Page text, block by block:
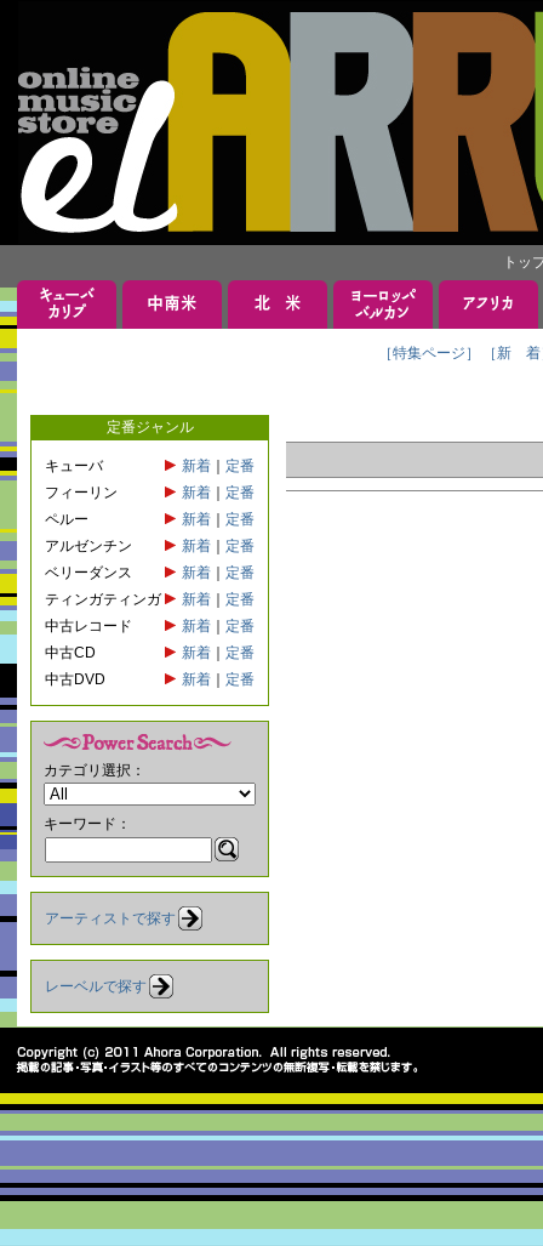
トッ
［特集ページ］ ［新 着
定番ジャンル
キューバ 新着
定番
フィーリン
新着
定番
ペルー
新着
定番
アルゼンチン
新着
定番
ベリーダンス
新着
定番
ティンガティンガ
新着
定番
中古レコード
新着
定番
中古CD
新着
定番
中古DVD
新着 定番
カテゴリ選択：
キーワード：
アーティストで探す
レーベルで探す